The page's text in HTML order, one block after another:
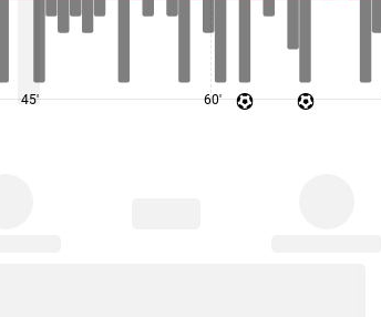
45' 60'